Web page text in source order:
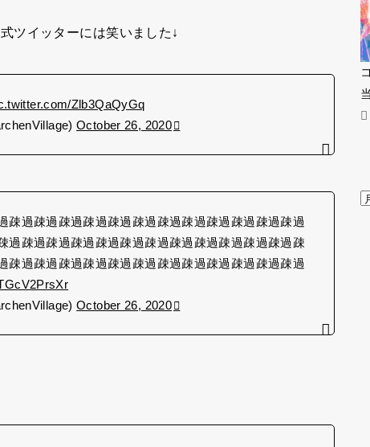
ツイッターには笑いました↓
Zlb3QaQyGq
October 26, 2020
疎過疎過疎過疎過疎過疎過疎過疎過疎過疎過疎過疎過
過疎過疎過疎過疎過疎過疎過疎過疎過疎過疎過疎過疎
疎過疎過疎過疎過疎過疎過疎過疎過疎過疎過疎過疎過
October 26, 2020